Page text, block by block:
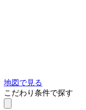
地図で見る
こだわり条件で探す